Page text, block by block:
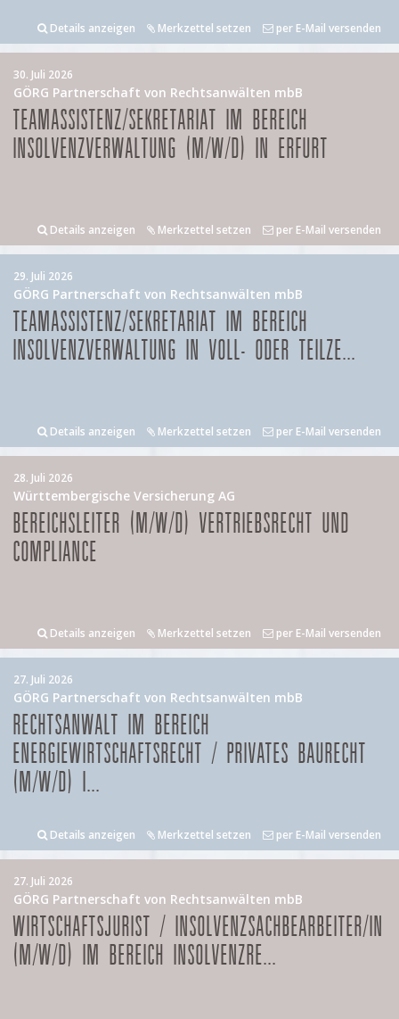
Details anzeigen Merkzettel setzen per E-Mail versenden
30. Juli 2026
GÖRG Partnerschaft von Rechtsanwälten mbB
TEAMASSISTENZ/SEKRETARIAT IM BEREICH
INSOLVENZVERWALTUNG (M/W/D) IN ERFURT
Details anzeigen Merkzettel setzen per E-Mail versenden
29. Juli 2026
GÖRG Partnerschaft von Rechtsanwälten mbB
TEAMASSISTENZ/SEKRETARIAT IM BEREICH
INSOLVENZVERWALTUNG IN VOLL- ODER TEILZE...
Details anzeigen Merkzettel setzen per E-Mail versenden
28. Juli 2026
Württembergische Versicherung AG
BEREICHSLEITER (M/W/D) VERTRIEBSRECHT UND
COMPLIANCE
Details anzeigen Merkzettel setzen per E-Mail versenden
27. Juli 2026
GÖRG Partnerschaft von Rechtsanwälten mbB
RECHTSANWALT IM BEREICH
ENERGIEWIRTSCHAFTSRECHT / PRIVATES BAURECHT
(M/W/D) I...
Details anzeigen Merkzettel setzen per E-Mail versenden
27. Juli 2026
GÖRG Partnerschaft von Rechtsanwälten mbB
WIRTSCHAFTSJURIST / INSOLVENZSACHBEARBEITER/IN
(M/W/D) IM BEREICH INSOLVENZRE...